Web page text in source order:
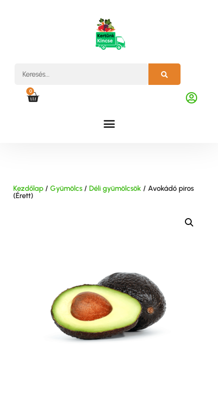
0
Kezdőlap/ Gyümölcs/ Déli gyümölcsök / Avokádó piros
(Érett)